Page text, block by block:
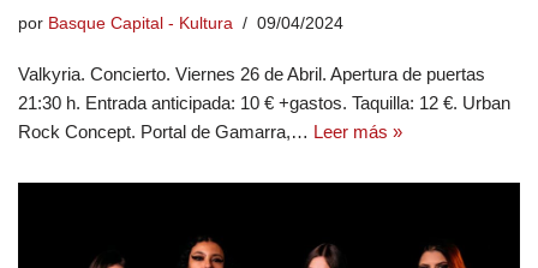
por Basque Capital - Kultura 09/04/2024
Valkyria. Concierto. Viernes 26 de Abril. Apertura de puertas
21:30 h. Entrada anticipada: 10 € +gastos. Taquilla: 12 €. Urban
Rock Concept. Portal de Gamarra,… Leer más »